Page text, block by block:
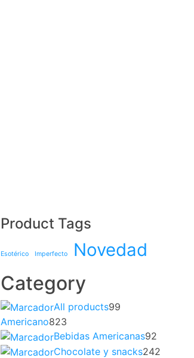
Product Tags
Esotérico Imperfecto Novedad
Category
All products99
Americano823
Bebidas Americanas92
Chocolate y snacks242